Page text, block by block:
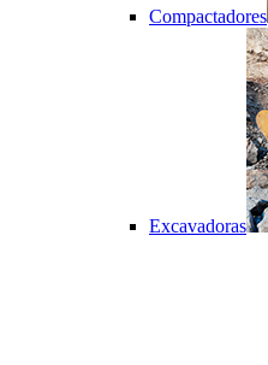
Compactadores
Excavadoras